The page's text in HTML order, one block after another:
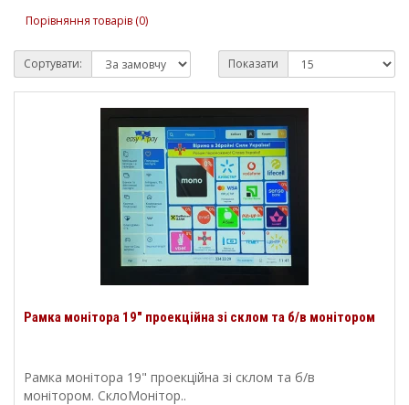
Порівняння товарів (0)
Сортувати: Показати
Рамка монітора 19" проекційна зі склом та б/в монітором
Рамка монітора 19" проекційна зі склом та б/в
монітором. СклоМонітор..